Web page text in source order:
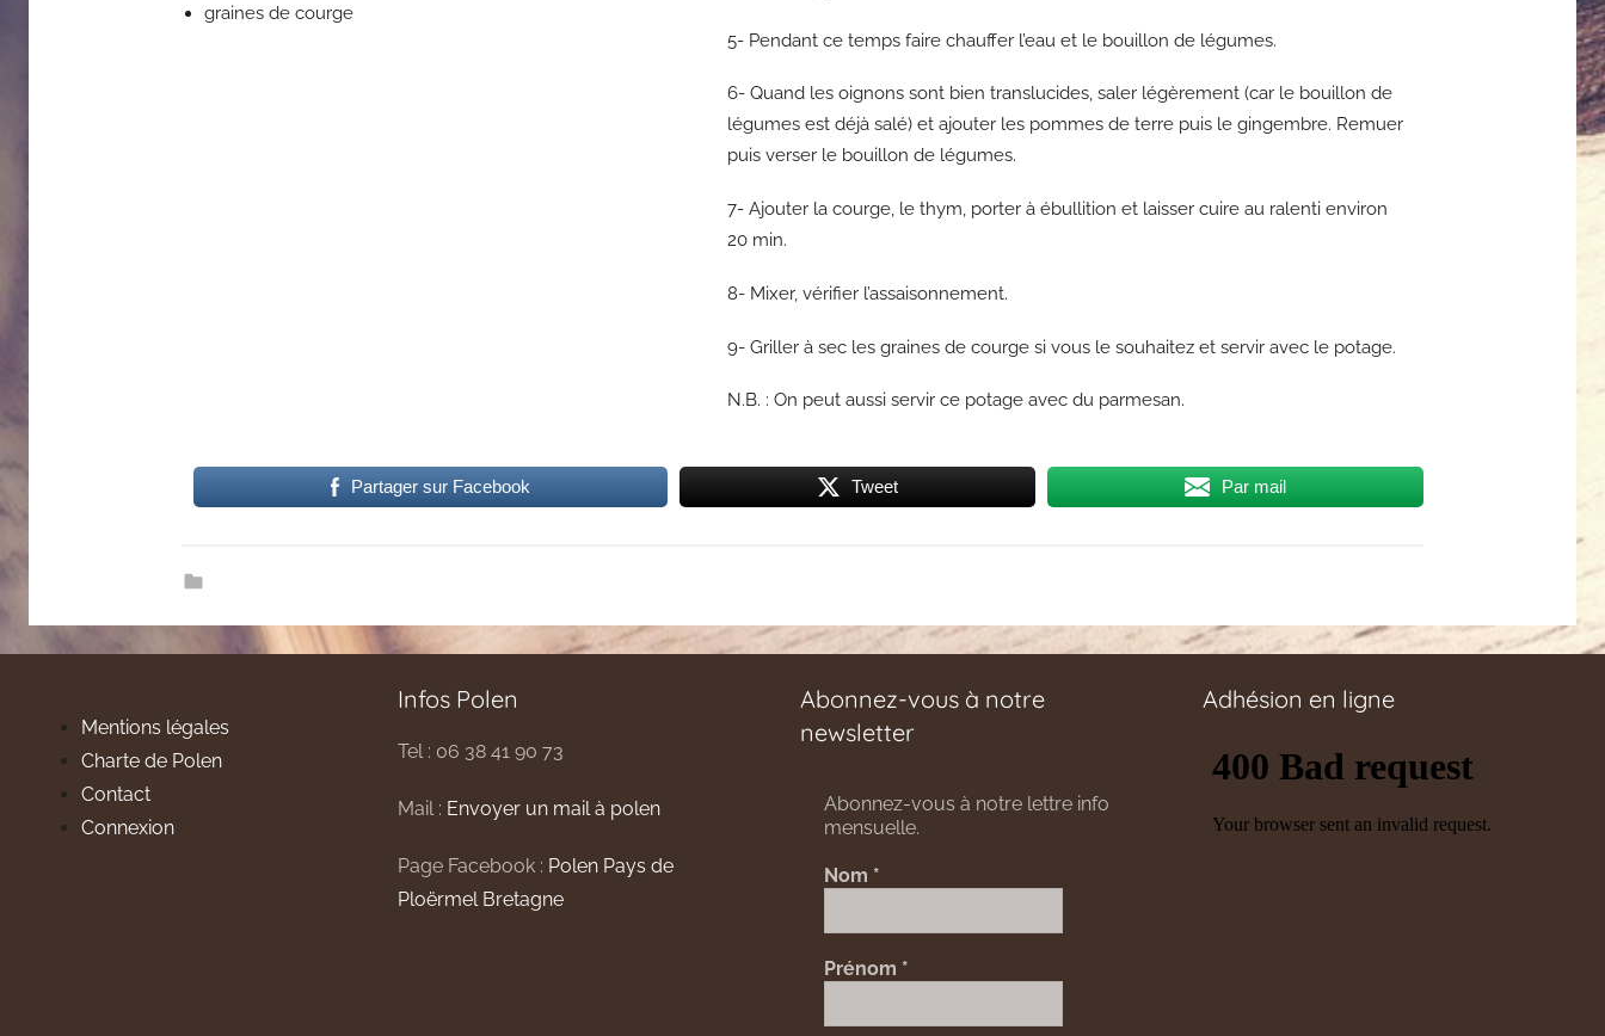
graines de courge
5- Pendant ce temps faire chauffer l’eau et le bouillon de légumes.
6- Quand les oignons sont bien translucides, saler légèrement (car le bouillon de
légumes est déjà salé) et ajouter les pommes de terre puis le gingembre. Remuer
puis verser le bouillon de légumes.
7- Ajouter la courge, le thym, porter à ébullition et laisser cuire au ralenti environ
20 min.
8- Mixer, vérifier l’assaisonnement.
9- Griller à sec les graines de courge si vous le souhaitez et servir avec le potage.
N.B. : On peut aussi servir ce potage avec du parmesan.
Partager sur Facebook Tweet Par mail
Mentions légales
Charte de Polen
Contact
Connexion
Infos Polen
Tel : 06 38 41 90 73
Mail : Envoyer un mail à polen
Page Facebook : Polen Pays de
Ploërmel Bretagne
Abonnez-vous à notre
newsletter
Abonnez-vous à notre lettre info
mensuelle.
Nom *
Prénom *
Adhésion en ligne